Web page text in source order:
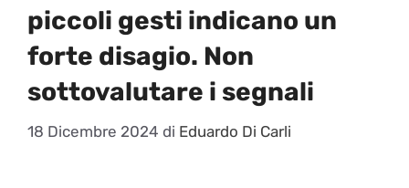
piccoli gesti indicano un
forte disagio. Non
sottovalutare i segnali
18 Dicembre 2024 di Eduardo Di Carli